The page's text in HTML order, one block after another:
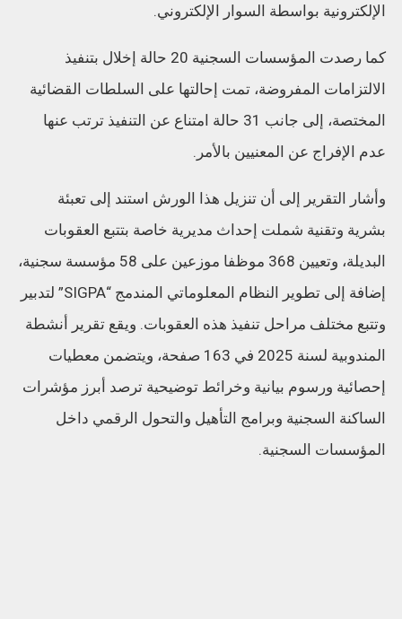
الإلكترونية بواسطة السوار الإلكتروني.
كما رصدت المؤسسات السجنية 20 حالة إخلال بتنفيذ
الالتزامات المفروضة، تمت إحالتها على السلطات القضائية
المختصة، إلى جانب 31 حالة امتناع عن التنفيذ ترتب عنها
عدم الإفراج عن المعنيين بالأمر.
وأشار التقرير إلى أن تنزيل هذا الورش استند إلى تعبئة
بشرية وتقنية شملت إحداث مديرية خاصة بتتبع العقوبات
البديلة، وتعيين 368 موظفا موزعين على 58 مؤسسة سجنية،
إضافة إلى تطوير النظام المعلوماتي المندمج “SIGPA” لتدبير
وتتبع مختلف مراحل تنفيذ هذه العقوبات. ويقع تقرير أنشطة
المندوبية لسنة 2025 في 163 صفحة، ويتضمن معطيات
إحصائية ورسوم بيانية وخرائط توضيحية ترصد أبرز مؤشرات
الساكنة السجنية وبرامج التأهيل والتحول الرقمي داخل
المؤسسات السجنية.